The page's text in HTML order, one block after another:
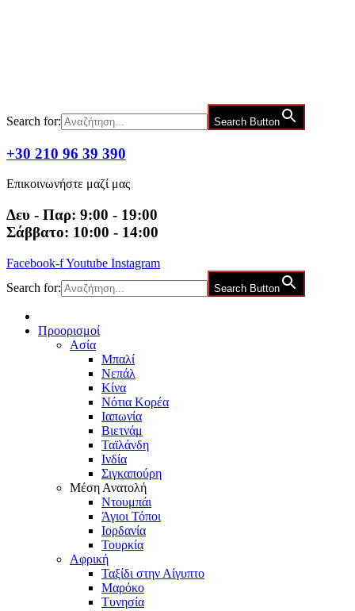
Search for: Search Button
+30 210 96 39 390
Επικοινωνήστε μαζί μας
Δευ - Παρ: 9:00 - 19:00
Σάββατο: 10:00 - 14:00
Facebook-fYoutube Instagram
Search for:
Search Button
Προορισμοί
Ασία
Μπαλί
Νεπάλ
Κίνα
Νότια Κορέα
Ιαπωνία
Βιετνάμ
Ταϊλάνδη
Ινδία
Σιγκαπούρη
Μέση Ανατολή
Ντουμπάι
Άγιοι Τόποι
Ιορδανία
Τουρκία
Αφρική
Ταξίδι στην Αίγυπτο
Μαρόκο
Τυνησία